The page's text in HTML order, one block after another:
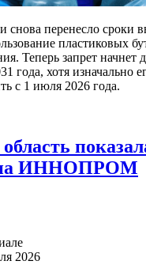
снова перенесло сроки
пластиковых
Теперь запрет начнет
года, хотя изначально
с 1 июля 2026 года.
на ИННОПРОМ
2026